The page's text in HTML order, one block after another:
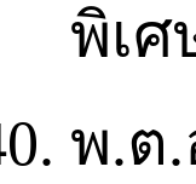
พิเศ
พ.ต